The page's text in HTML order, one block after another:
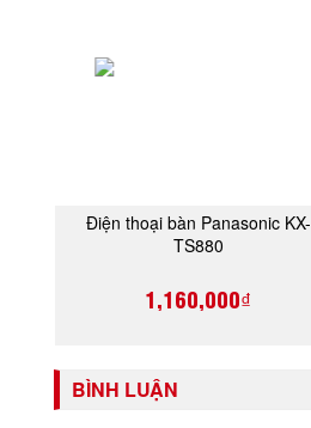
Điện thoại bàn Panasonic KX-
TS880
1,160,000₫
MUA NGAY
BÌNH LUẬN